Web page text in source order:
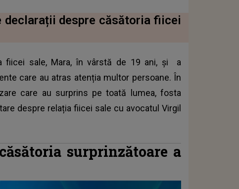
declarații despre căsătoria fiicei
fiicei sale, Mara, în vârstă de 19 ani, și a
care au atras atenția multor persoane. În
care au surprins pe toată lumea, fosta
despre relația fiicei sale cu avocatul Virgil
surprinzătoare a